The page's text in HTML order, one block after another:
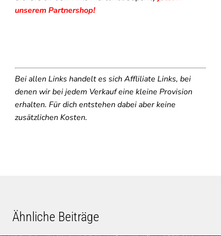
unserem Partnershop!
Bei allen Links handelt es sich Affliliate Links, bei
denen wir bei jedem Verkauf eine kleine Provision
erhalten. Für dich entstehen dabei aber keine
zusätzlichen Kosten.
Ähnliche Beiträge